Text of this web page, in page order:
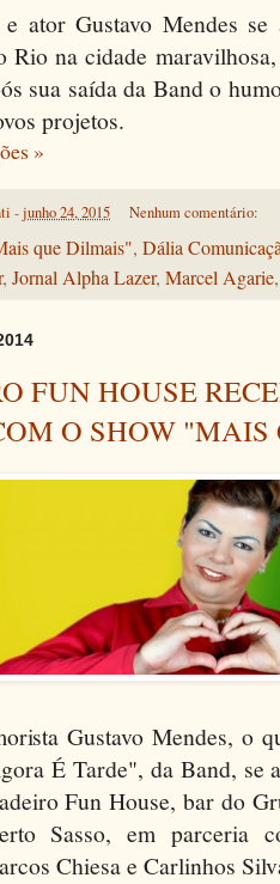
ator Gustavo Mendes
na cidade
sua saída da Band o
projetos.
»
-junho 24, 2015 Nenhum comentário:
que Dilmais", Dália
, Jornal Alpha Lazer, Marcel Agarie
FUN HOUSE
O SHOW
Gustavo Mendes, o
É Tarde", da Band, se
Fun House, bar do
Sasso, em parceria
Chiesa e Carlinhos